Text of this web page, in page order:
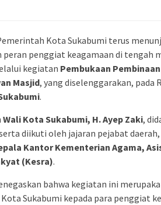
Kota Sukabumi terus
penggiat keagamaan di tengah
kegiatan Pembukaan
Masjid, yang diselenggarakan, pada
.
Wali Kota Sukabumi, H. Ayep Zaki,
diikuti oleh jajaran pejabat
Kantor Kementerian Agama,
(Kesra).
bahwa kegiatan ini
Sukabumi kepada para penggiat